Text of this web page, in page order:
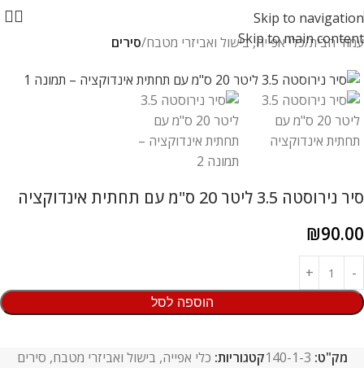
Skip to navigation
Skip to main content
עמוד הבית כלי אפייה, בישול ואביזרי מטבח סירים
סיר נירוסטה 3.5 ליטר 20 ס"מ עם תחתית אינדוקציה
₪90.00
הוספה לסל
מק"ט: 140-1-3קטגוריות: כלי אפייה, בישול ואביזרי מטבח, סירים